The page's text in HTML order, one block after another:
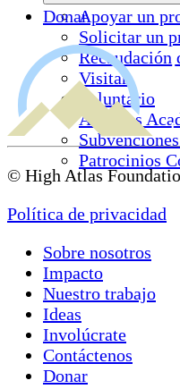
Apoyar un
Solicitar un
Recaudación
Visitar
Voluntario
Alianzas
Patrocinios
Donar
© High Atlas
Política de privacidad
Sobre nosotros
Impacto
Nuestro trabajo
Ideas
Involúcrate
Contáctenos
Donar